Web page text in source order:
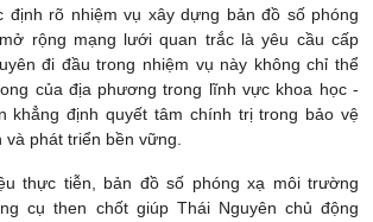
định rõ nhiệm vụ xây dựng bản đồ số phóng
rộng mạng lưới quan trắc là yêu cầu cấp
đi đầu trong nhiệm vụ này không chỉ thể
của địa phương trong lĩnh vực khoa học -
khẳng định quyết tâm chính trị trong bảo vệ
phát triển bền vững.
thực tiễn, bản đồ số phóng xạ môi trường
cụ then chốt giúp Thái Nguyên chủ động